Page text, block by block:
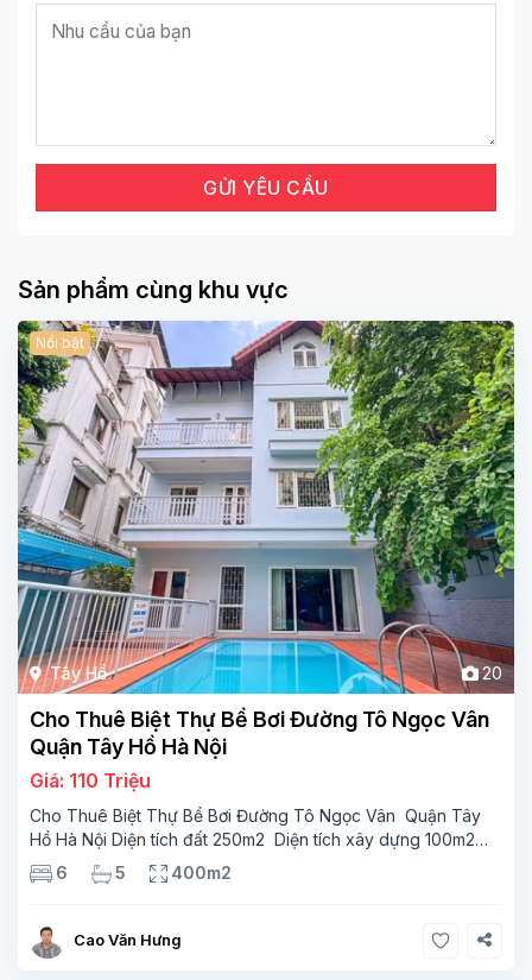
Sản phẩm cùng khu vực
Tây Hồ 20
Nổi bật
Cho Thuê Biệt Thự Bể Bơi Đường Tô Ngọc Vân
Quận Tây Hồ Hà Nội
Giá: 110 Triệu
Cho Thuê Biệt Thự Bể Bơi Đường Tô Ngọc Vân Quận Tây
Hồ Hà Nội Diện tích đất 250m2 Diện tích xây dựng 100m2
Xây 4 tầng, 6 phòng ngủ 5 phòng tắm Tầng 1, , phòng
khách , phòng bếp-1wc Tầng 2, 2 phòng
6 5 400m2
Cao Văn Hưng